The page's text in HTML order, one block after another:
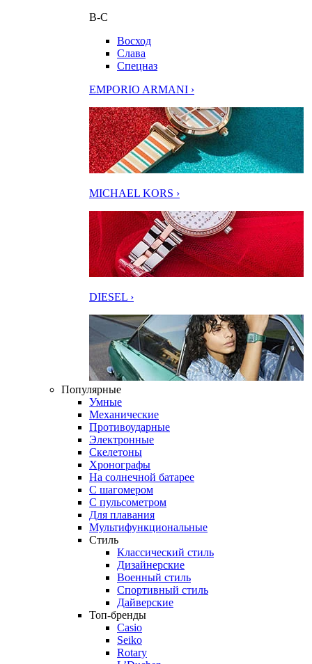
В-С
Восход
Слава
Спецназ
EMPORIO ARMANI ›
MICHAEL KORS ›
DIESEL ›
Популярные
Умные
Механические
Противоударные
Электронные
Скелетоны
Хронографы
На солнечной батарее
С шагомером
С пульсометром
Для плавания
Мультифункциональные
Стиль
Классический стиль
Дизайнерские
Военный стиль
Спортивный стиль
Дайверские
Топ-бренды
Casio
Seiko
Rotary